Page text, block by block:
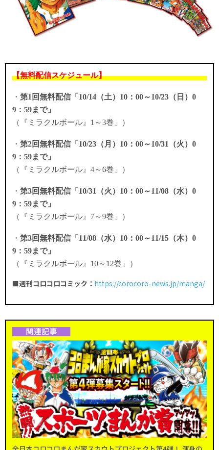
【無料配信スケジュール】
・ 第1回無料配信「10/14（土）10：00～10/23（日）0
9：59まで」
（
『ミラクルボール』1～3巻」）
・ 第2回無料配信「10/23（月）10：00～10/31（火）0
9：59まで」
（
『ミラクルボール』4～6巻」）
・ 第3回無料配信「10/31（火）10：00～11/08（水）0
9：59まで」
（
『ミラクルボール』7～9巻」）
・ 第3回無料配信「11/08 （水）10：00～11/15（木）0
9：59まで」
（
『ミラクルボール』10～12巻」）
■週刊コロコロコミック： https://corocoro-news.jp/manga/
関連記事